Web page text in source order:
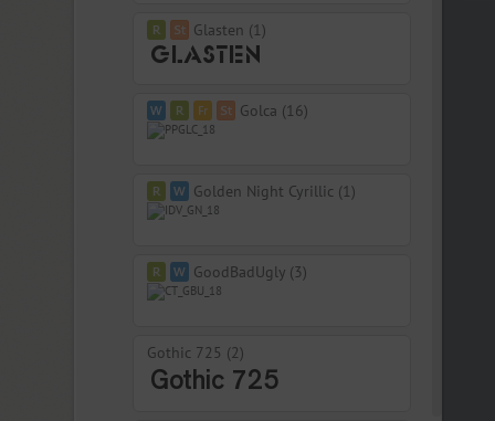
Glasten (1)
Golca (16)
Golden Night Cyrillic (1)
GoodBadUgly (3)
Gothic 725 (2)